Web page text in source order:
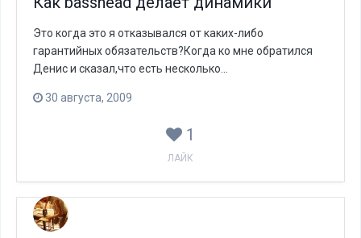
Это когда это я отказывался от каких-либо
гарантийных обязательств?Когда ко мне обратился
Денис и сказал,что есть несколько...
30 августа, 2009
1
ЛАЙК